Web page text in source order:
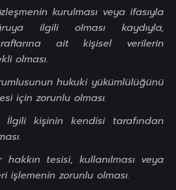
kurulması veya ifasıyla
ilgili olması kaydıyla,
ait kişisel verilerin
olması.
hukuki yükümlülüğünü
için zorunlu olması.
İlgili kişinin kendisi tarafından
hakkın tesisi, kullanılması veya
işlemenin zorunlu olması.